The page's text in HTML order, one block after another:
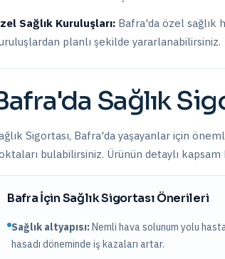
Sağlık Kuruluşları: Bafra'da özel sağlık
planlı şekilde yararlanabilirsiniz.
'da Sağlık
Sigortası, Bafra'da yaşayanlar için
bulabilirsiniz. Ürünün detaylı kapsam
BafraİçinSağlık SigortasıÖnerileri
Sağlık altyapısı:Nemli hava solunum yolu
hasadı döneminde iş kazaları artar.